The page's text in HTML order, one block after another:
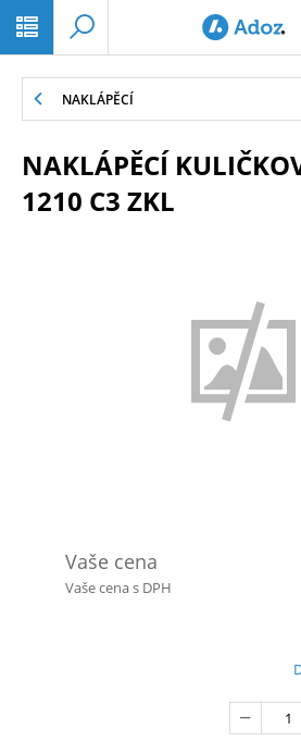
NAKLÁPĚCÍ
NAKLÁPĚCÍ
1210 C3 ZKL
Vaše cena
Vaše cena s DPH